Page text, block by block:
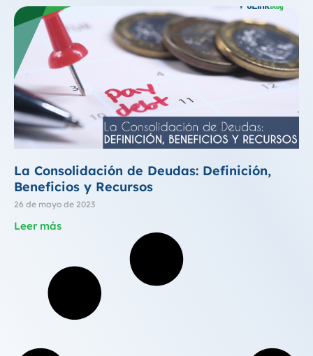
La Consolidación de Deudas: Definición,
Beneficios y Recursos
26 de mayo de 2023
Leer más